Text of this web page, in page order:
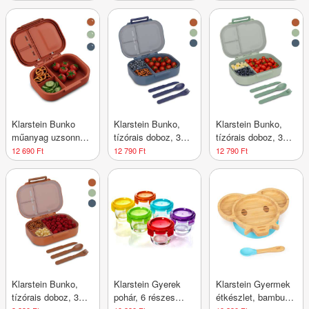
Klarstein Bunko
műanyag uzsonnás
doboz 3 rekesszel
12 690 Ft
Klarstein Bunko,
tízórais doboz, 3
rekesz, 3 részes
evőeszköz
14,5 x 5,5 cm (Sz x
M x M)
12 790 Ft
Klarstein Bunko,
tízórais doboz, 3
rekesz, 3 részes
evőeszköz
14,5 x 5,5 cm (Sz x
M x M)
12 790 Ft
Klarstein Bunko,
tízórais doboz, 3
Klarstein Gyerek
pohár, 6 részes
Klarstein Gyermek
étkészlet, bambusz